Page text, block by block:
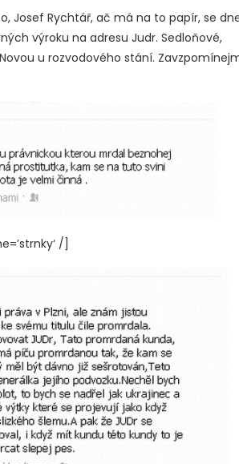
Josef Rychtář, ač má na to papír, se
výroku na adresu Judr. Sedloňové,
u rozvodového stání.
/]